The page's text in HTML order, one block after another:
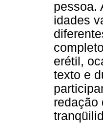
pessoa.
idades
erétil,
texto e
redação